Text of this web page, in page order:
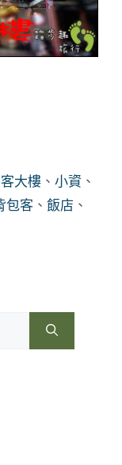
大樓 、小資 、
包客 、 飯店 、